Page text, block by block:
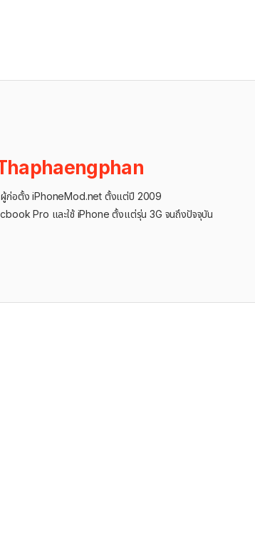
ผู้ก่อตั้ง iPhoneMod.net ตั้งแต่ปี 2009
Pro และใช้ iPhone ตั้งแต่รุ่น 3G จนถึงปัจจุบัน